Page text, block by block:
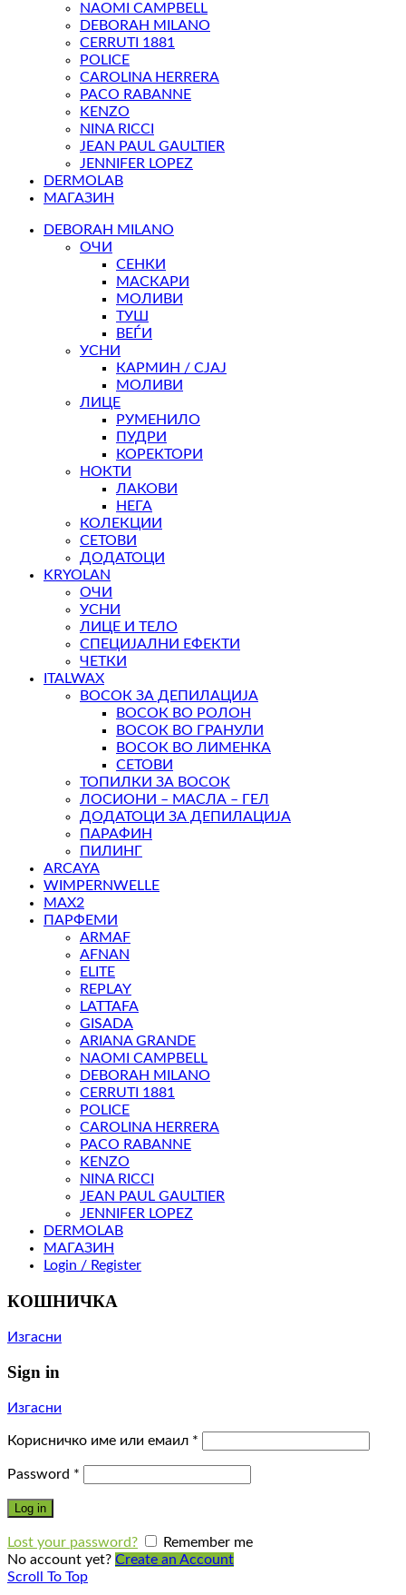
NAOMI CAMPBELL
DEBORAH MILANO
CERRUTI 1881
POLICE
CAROLINA HERRERA
PACO RABANNE
KENZO
NINA RICCI
JEAN PAUL GAULTIER
JENNIFER LOPEZ
DERMOLAB
МАГАЗИН
DEBORAH MILANO
ОЧИ
СЕНКИ
МАСКАРИ
МОЛИВИ
ТУШ
ВЕЃИ
УСНИ
КАРМИН / СЈАЈ
МОЛИВИ
ЛИЦЕ
РУМЕНИЛО
ПУДРИ
КОРЕКТОРИ
НОКТИ
ЛАКОВИ
НЕГА
КОЛЕКЦИИ
СЕТОВИ
ДОДАТОЦИ
KRYOLAN
ОЧИ
УСНИ
ЛИЦЕ И ТЕЛО
СПЕЦИЈАЛНИ ЕФЕКТИ
ЧЕТКИ
ITALWAX
ВОСОК ЗА ДЕПИЛАЦИЈА
ВОСОК ВО РОЛОН
ВОСОК ВО ГРАНУЛИ
ВОСОК ВО ЛИМЕНКА
СЕТОВИ
ТОПИЛКИ ЗА ВОСОК
ЛОСИОНИ – МАСЛА – ГЕЛ
ДОДАТОЦИ ЗА ДЕПИЛАЦИЈА
ПАРАФИН
ПИЛИНГ
ARCAYA
WIMPERNWELLE
MAX2
ПАРФЕМИ
ARMAF
AFNAN
ELITE
REPLAY
LATTAFA
GISADA
ARIANA GRANDE
NAOMI CAMPBELL
DEBORAH MILANO
CERRUTI 1881
POLICE
CAROLINA HERRERA
PACO RABANNE
KENZO
NINA RICCI
JEAN PAUL GAULTIER
JENNIFER LOPEZ
DERMOLAB
МАГАЗИН
Login / Register
КОШНИЧКА
Изгасни
Sign in
Изгасни
Корисничко име или емаил *
Password *
Log in
Lost your password?
Remember me
No account yet? Create an Account
Scroll To Top